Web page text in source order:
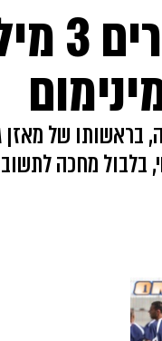
משפט תשעה
בראשותו של
בלבול מחכה